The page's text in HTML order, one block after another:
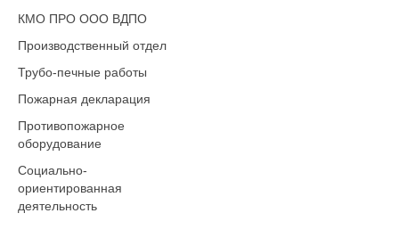
КМО ПРО ООО ВДПО
Производственный отдел
Трубо-печные работы
Пожарная декларация
Противопожарное
оборудование
Социально-
ориентированная
деятельность